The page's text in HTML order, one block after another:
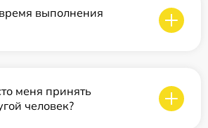
выполнения
меня принять
человек?